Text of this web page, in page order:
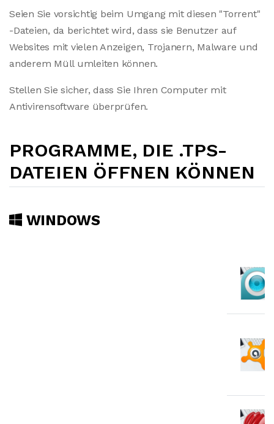
Seien Sie vorsichtig beim Umgang mit diesen "Torrent"
-Dateien, da berichtet wird, dass sie Benutzer auf
Websites mit vielen Anzeigen, Trojanern, Malware und
anderem Müll umleiten können.
Stellen Sie sicher, dass Sie Ihren Computer mit
Antivirensoftware überprüfen.
PROGRAMME, DIE .TPS-
DATEIEN ÖFFNEN KÖNNEN
WINDOWS